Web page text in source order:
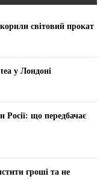
світовий прокат
у Лондоні
Росії: що передбачає
гроші та не